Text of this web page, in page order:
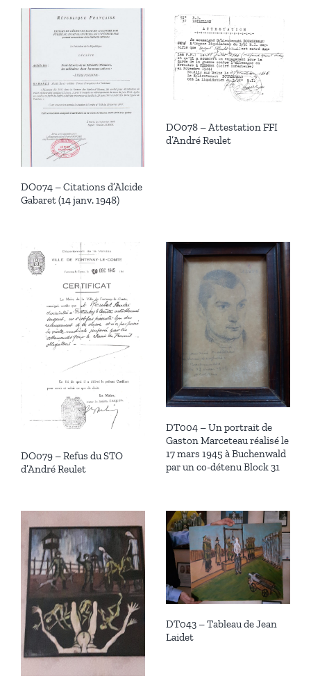
DO074 – Citations d’Alcide
Gabaret (14 janv. 1948)
DO078 – Attestation FFI
d’André Reulet
DO079 – Refus du STO
d’André Reulet
DT004 – Un portrait de
Gaston Marceteau réalisé le
17 mars 1945 à Buchenwald
par un co-détenu Block 31
DT043 – Tableau de Jean
Laidet